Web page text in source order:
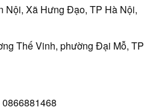
Nội, Xã Hưng Đạo, TP Hà Nội,
Thế Vinh, phường Đại Mỗ, TP